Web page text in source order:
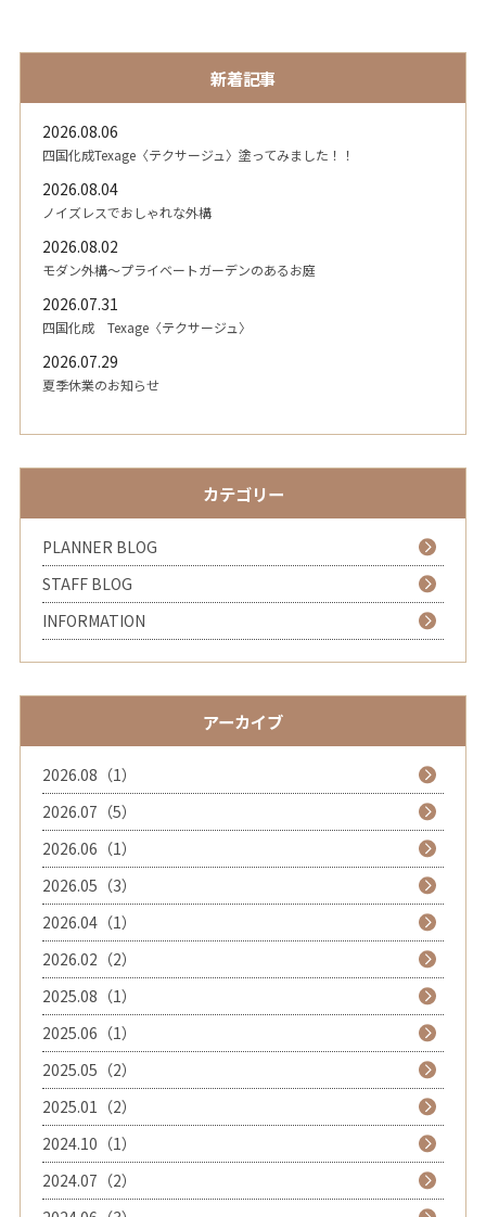
新着記事
2026.08.06
四国化成Texage〈テクサージュ〉塗ってみました！！
2026.08.04
ノイズレスでおしゃれな外構
2026.08.02
モダン外構～プライベートガーデンのあるお庭
2026.07.31
四国化成 Texage〈テクサージュ〉
2026.07.29
夏季休業のお知らせ
カテゴリー
PLANNER BLOG
STAFF BLOG
INFORMATION
アーカイブ
2026.08（1）
2026.07（5）
2026.06（1）
2026.05（3）
2026.04（1）
2026.02（2）
2025.08（1）
2025.06（1）
2025.05（2）
2025.01（2）
2024.10（1）
2024.07（2）